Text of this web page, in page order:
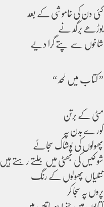
کئی دن کی خاموشی کے بعد
بوڑھے برگد نے
شاخوں سے پتے گرا دیے
” کتاب میں لحد “
مٹی کے برتن
کورے بدن پہ
پھولوں کی پوشاک سجائے
شو کیس کی بھٹی میں جلتے رہتے ہیں
تتلیاں پھولوں کے رنگ
پروں پہ سجا کر